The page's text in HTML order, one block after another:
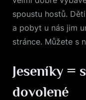
spoustu hostů.
a pobyt u nás jim
stránce. Můžete s
Jeseníky =
dovolené